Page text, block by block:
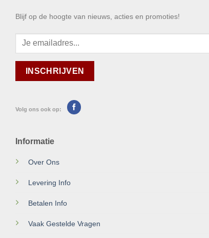
Blijf op de hoogte van nieuws, acties en promoties!
Volg ons ook op:
Informatie
Over Ons
Levering Info
Betalen Info
Vaak Gestelde Vragen